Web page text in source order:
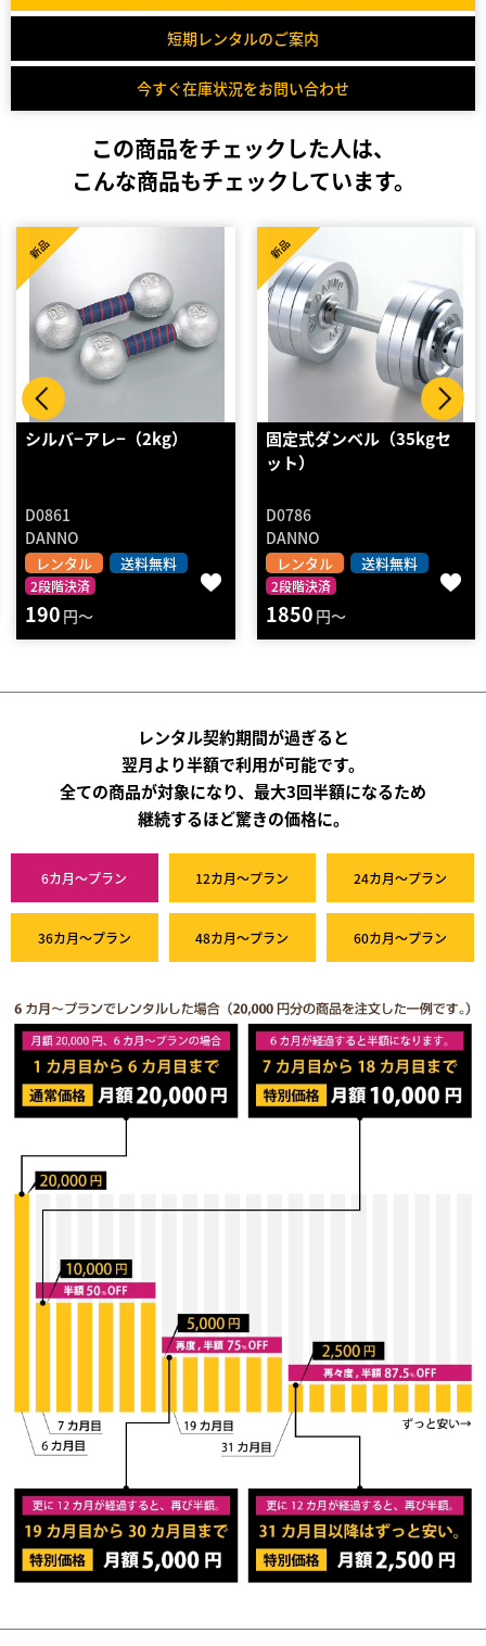
短期レンタルのご案内
今すぐ在庫状況をお問い合わせ
この商品をチェックした人は、
こんな商品もチェックしています。
固定式ダンベル（35kgセ
D0786
DANNO
レンタル 送料無料
2段階決済
新品
1850円～
ラバーヘックスダンベル
97.5kg
DKFT-03
DELTA FITNESS JAPAN
レンタル 送料無料
2段階決済
新品
2080 円～
レンタル契約期間が過ぎると
翌月より半額で利用が可能です。
全ての商品が対象になり、最大3回半額になるため
継続するほど驚きの価格に。
6カ月～プラン 12カ月～プラン 24カ月～プラン
36カ月～プラン 48カ月～プラン 60カ月～プラン